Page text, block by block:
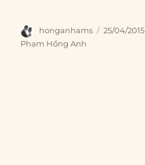
Author
honganhams
Posted
25/04/2015
Phạm Hồng Anh